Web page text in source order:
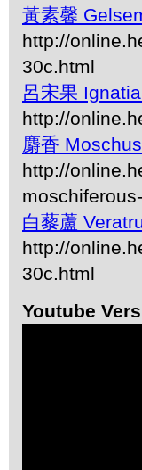
黃素馨
http://
30c.html
呂宋果
http://
麝香
http://
白藜蘆
http://
30c.html
Youtube